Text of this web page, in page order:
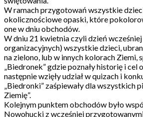
W ramach przygotowań wszystkie
okolicznościowe opaski, które
one w dniu obchodów.
W dniu 21 kwietnia czyli dzień
organizacyjnych) wszystkie dzieci,
na zielono, lub w innych kolorach Ziemi,
„Biedronek” gdzie poznały historię i
następnie wzięły udział w quizach i
„Biedronki” zaśpiewały dla wszystkich
Ziemię”.
Kolejnym punktem obchodów było
Nowohucki z wcześniej